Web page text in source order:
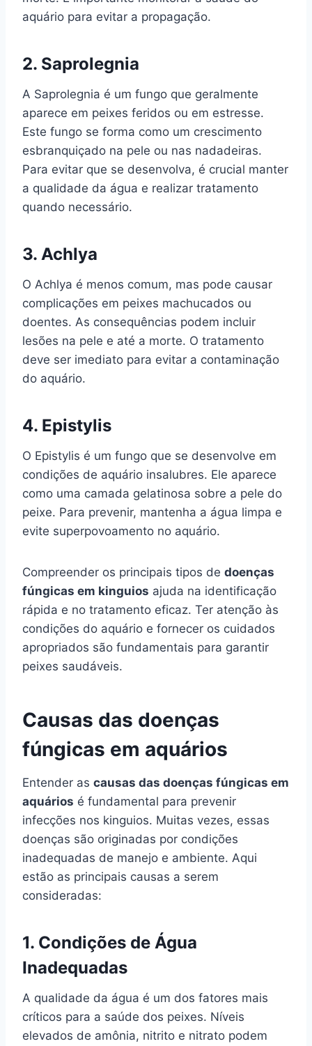
aquário para evitar a propagação.
2. Saprolegnia
A Saprolegnia é um fungo que geralmente
aparece em peixes feridos ou em estresse.
Este fungo se forma como um crescimento
esbranquiçado na pele ou nas nadadeiras.
Para evitar que se desenvolva, é crucial manter
a qualidade da água e realizar tratamento
quando necessário.
3. Achlya
O Achlya é menos comum, mas pode causar
complicações em peixes machucados ou
doentes. As consequências podem incluir
lesões na pele e até a morte. O tratamento
deve ser imediato para evitar a contaminação
do aquário.
4. Epistylis
O Epistylis é um fungo que se desenvolve em
condições de aquário insalubres. Ele aparece
como uma camada gelatinosa sobre a pele do
peixe. Para prevenir, mantenha a água limpa e
evite superpovoamento no aquário.
Compreender os principais tipos de doenças
fúngicas em kinguios ajuda na identificação
rápida e no tratamento eficaz. Ter atenção às
condições do aquário e fornecer os cuidados
apropriados são fundamentais para garantir
peixes saudáveis.
Causas das doenças
fúngicas em aquários
Entender as causas das doenças fúngicas em
aquários é fundamental para prevenir
infecções nos kinguios. Muitas vezes, essas
doenças são originadas por condições
inadequadas de manejo e ambiente. Aqui
estão as principais causas a serem
consideradas:
1. Condições de Água
Inadequadas
A qualidade da água é um dos fatores mais
críticos para a saúde dos peixes. Níveis
elevados de amônia, nitrito e nitrato podem